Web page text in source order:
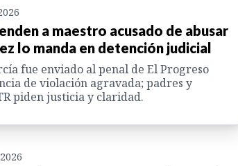
a maestro acusado de abusar
lo manda en detención judicial
fue enviado al penal de El Progreso
de violación agravada; padres y
piden justicia y claridad.